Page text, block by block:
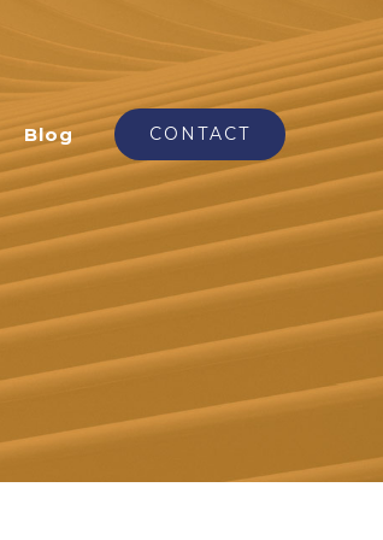
Blog CONTACT